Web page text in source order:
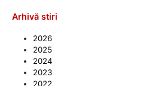
Arhivă stiri
2026
2025
2024
2023
2022